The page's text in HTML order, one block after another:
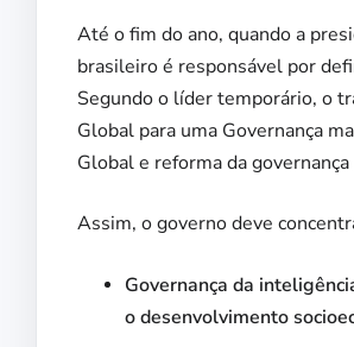
Até o fim do ano, quando a
brasileiro é responsável por
Segundo o líder temporário, o
Global para uma Governança
Global e reforma da
Assim, o governo deve
Governança da
o desenvolvimento